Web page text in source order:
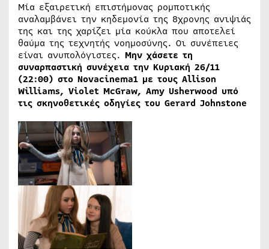
Μία εξαιρετική επιστήμονας ρομποτικής
αναλαμβάνει την κηδεμονία της 8χρονης ανιψιάς
της και της χαρίζει μία κούκλα που αποτελεί
θαύμα της τεχνητής νοημοσύνης. Οι συνέπειες
είναι ανυπολόγιστες. Μην χάσετε τη
συναρπαστική συνέχεια την Κυριακή 26/11
(22:00) στο Novacinema1 με τους Allison
Williams, Violet McGraw, Amy Usherwood υπό
τις σκηνοθετικές οδηγίες του Gerard Johnstone